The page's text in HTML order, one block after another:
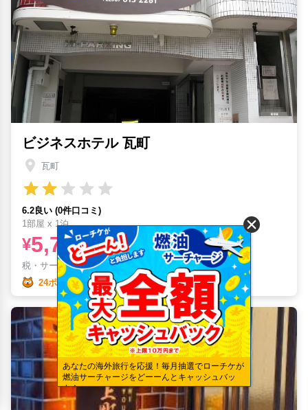
ビジネスホテル 瓦町
瓦町
6.2良い (0件口コミ)
1部屋 x 1泊
¥5,779
税・サービス料¥971含む
24ポイント
あなたの海外旅行を応援！毎月抽選でローチケが
燃油サーチャージをどーーんとキャッシュバッ
ク！